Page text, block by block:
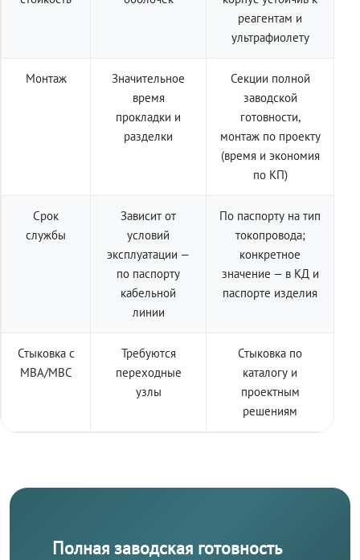
реагентам и
ультрафиолету
Монтаж
Значительное
время
прокладки и
разделки
Секции полной
заводской
готовности,
монтаж по проекту
(время и экономия
по КП)
Срок
службы
Зависит от
условий
эксплуатации —
по паспорту
кабельной
линии
По паспорту на тип
токопровода;
конкретное
значение — в КД и
паспорте изделия
Стыковка с
МВА/МВС
Требуются
переходные
узлы
Стыковка по
каталогу и
проектным
решениям
Полная заводская готовность